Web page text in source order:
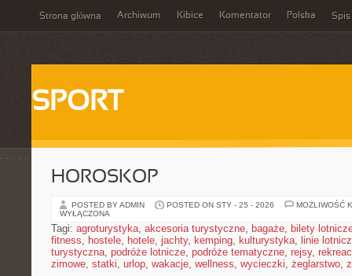
Strona główna Archiwum Kibice Komentator Polska Spis
SPORT
HOROSKOP
POSTED BY ADMIN POSTED ON STY - 25 - 2026
MOŻLIWOŚĆ
WYŁĄCZONA
Tagi: agroturystyka, akcesoria turystyczne, bagaże, bilety
fitness, hostele, hotele, jachty, kemping, kulturystyka, linie
turystyczna, podróże lotnicze, podróże tematyczne, rejsy,
zimowe, statki, urlop, wakacje, wellness, wycieczki, żeglarstwo,